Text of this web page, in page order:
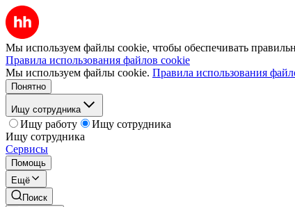
Мы используем файлы cookie, чтобы обеспечивать
Правила использования файлов cookie
Мы используем файлы cookie. Правила использования
Понятно
Ищу сотрудника
Ищу работу
Ищу сотрудника
Ищу сотрудника
Сервисы
Помощь
Ещё
Поиск